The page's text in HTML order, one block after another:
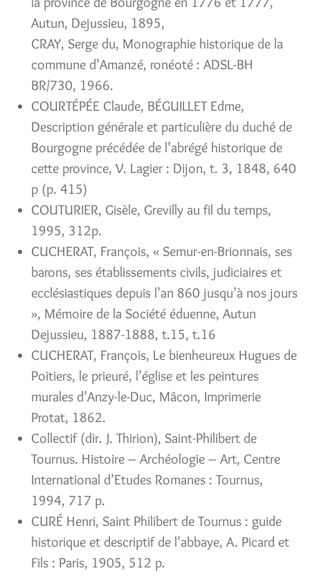
Autun, Dejussieu, 1895,
CRAY, Serge du, Monographie historique de la
commune d’Amanzé, ronéoté : ADSL-BH
BR/730, 1966.
COURTÉPÉE Claude, BÉGUILLET Edme,
Description générale et particulière du duché de
Bourgogne précédée de l’abrégé historique de
cette province, V. Lagier : Dijon, t. 3, 1848, 640
p (p. 415)
COUTURIER, Gisèle, Grevilly au fil du temps,
1995, 312p.
CUCHERAT, François, « Semur-en-Brionnais, ses
barons, ses établissements civils, judiciaires et
ecclésiastiques depuis l’an 860 jusqu’à nos jours
», Mémoire de la Société éduenne, Autun
Dejussieu, 1887-1888, t.15, t.16
CUCHERAT, François, Le bienheureux Hugues de
Poitiers, le prieuré, l’église et les peintures
murales d’Anzy-le-Duc, Mâcon, Imprimerie
Protat, 1862.
Collectif (dir. J. Thirion), Saint-Philibert de
Tournus. Histoire – Archéologie – Art, Centre
International d’Etudes Romanes : Tournus,
1994, 717 p.
CURÉ Henri, Saint Philibert de Tournus : guide
historique et descriptif de l’abbaye, A. Picard et
Fils : Paris, 1905, 512 p.